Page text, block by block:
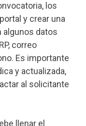
los
y crear una
algunos datos
correo
Es importante
y actualizada,
al solicitante
llenar el